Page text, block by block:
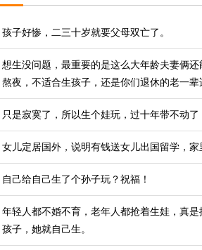
孩子好惨，二三十岁就要父母双亡了。
想生没问题，最重要的是这么大年龄夫妻俩
熬夜，不适合生孩子，还是你们退休的老一辈
只是寂寞了，所以生个娃玩，过十年带不动
女儿定居国外，说明有钱送女儿出国留学，
自己给自己生了个孙子玩？祝福！
年轻人都不婚不育，老年人都抢着生娃，真
孩子，她就自己生。